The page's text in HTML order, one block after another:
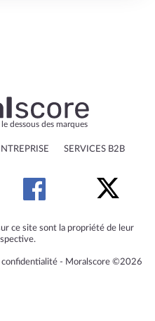
le dessous des marques
SERVICES B2B
ce site sont la propriété de leur
confidentialité‐ Moralscore ©2026